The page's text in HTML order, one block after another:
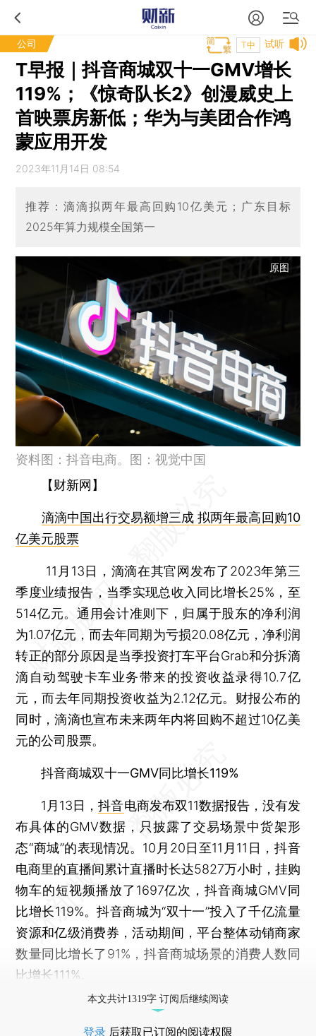
公司 试听
T中
T早报｜抖音商城双十一GMV增长
119%；《惊奇队长2》创漫威史上
首映票房新低；华为与美团合作鸿
蒙应用开发
2023年11月14日 08:54
推荐：滴滴拟两年最高回购10亿美元；广东目标
2025年算力规模全国第一
原图
资料图：抖音电商。图：视觉中国
【财新网】
滴滴中国出行交易额增三成 拟两年最高回购10
亿美元股票
11月13日，滴滴在其官网发布了2023年第三
季度业绩报告，当季实现总收入同比增长25%，至
514亿元。通用会计准则下，归属于股东的净利润
为1.07亿元，而去年同期为亏损20.08亿元，净利润
转正的部分原因是当季投资打车平台Grab和分拆滴
滴自动驾驶卡车业务带来的投资收益录得10.7亿
元，而去年同期投资收益为2.12亿元。财报公布的
同时，滴滴也宣布未来两年内将回购不超过10亿美
元的公司股票。
抖音商城双十一GMV同比增长119%
1月13日，抖音电商发布双11数据报告，没有发
布具体的GMV数据，只披露了交易场景中货架形
态“商城”的表现情况。10月20日至11月11日，抖音
电商里的直播间累计直播时长达5827万小时，挂购
物车的短视频播放了1697亿次，抖音商城GMV同
比增长119%。抖音商城为“双十一”投入了千亿流量
资源和亿级消费券，活动期间，平台整体动销商家
数量同比增长了91%，抖音商城场景的消费人数同
比增长111%。
本文共计1319字 订阅后继续阅读
登录 后获取已订阅的阅读权限